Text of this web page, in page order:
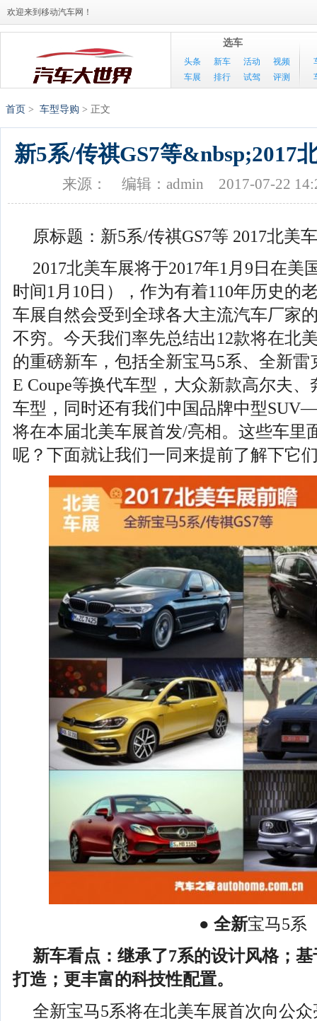
欢迎来到移动汽车网！
选车
头条 新车 活动
视频
车展
排行 试驾 评测
首页 > 车型导购 > 正文
新5系/传祺GS7等&nbsp;2017
来源： 编辑：admin 2017-07-22
原标题：新5系/传祺GS7等 2017北美
2017北美车展将于2017年1月9日在美
时间1月10日），作为有着110年历史的
车展自然会受到全球各大主流汽车厂家
不穷。今天我们率先总结出12款将在北
的重磅新车，包括全新宝马5系、全新雷
E Coupe等换代车型，大众新款高尔夫
车型，同时还有我们中国品牌中型
将在本届北美车展首发/亮相。这些车里
呢？下面就让我们一同来提前了解下它
● 全新宝马5系
新车看点：继承了7系的设计风格；
打造；更丰富的科技性配置。
全新宝马5系将在北美车展首次向公